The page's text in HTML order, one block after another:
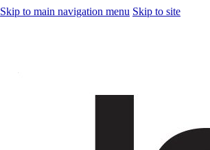
Skip to main navigation menu Skip to site